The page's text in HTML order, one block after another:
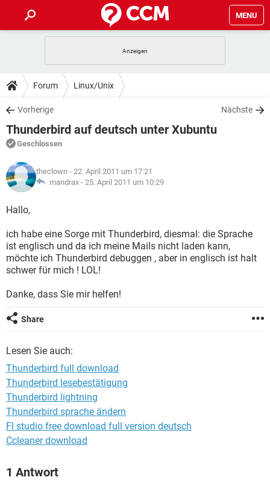
MENU
ANDROID
WINDOWS 10
WHATSAPP TIKTOK
FACEBOOK
TIPPS & TRICKS
SPIELE
WINDOWS 10
WHATSAPP
FACEBOOK HARDWARE
DOWNLOADS
SPIELE STREAMING
ANDROID
WINDOWS 10 INSTAGRAM
WHATSAPP
FACEBOOK
FORUM
SPIELE
ANDROID IOS
FACEBOOK HARDWARE
LEXIKON
SPIELE
ANDROID
WINDOWS 10 INSTAGRAM
WHATSAPP TIKTOK
FACEBOOK
Forum Linux/Unix
Vorherige Nächste
Thunderbird auf deutsch unter Xubuntu
Geschlossen
theclown - 22. April 2011 um 17:21
mandrax - 25. April 2011 um 10:29
Hallo,
ich habe eine Sorge mit Thunderbird, diesmal: die Sprache
ist englisch und da ich meine Mails nicht laden kann,
möchte ich Thunderbird debuggen , aber in englisch ist halt
schwer für mich ! LOL!
Danke, dass Sie mir helfen!
Share
Lesen Sie auch:
Thunderbird full download
Thunderbird lesebestätigung
Thunderbird lightning
Thunderbird sprache ändern
Fl studio free download full version deutsch
Ccleaner download
1 Antwort